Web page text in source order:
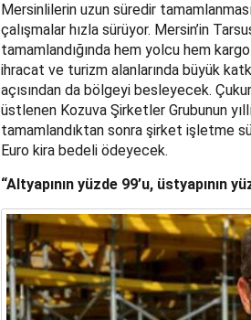
Mersinlilerin uzun süredir
çalışmalar hızla sürüyor. Mersin’in
tamamlandığında hem yolcu hem
ihracat ve turizm alanlarında büyük
açısından da bölgeyi besleyecek.
üstlenen Kozuva Şirketler Grubunun
tamamlandıktan sonra şirket işletme
Euro kira bedeli ödeyecek.
“Altyapının yüzde 99’u, üstyapının